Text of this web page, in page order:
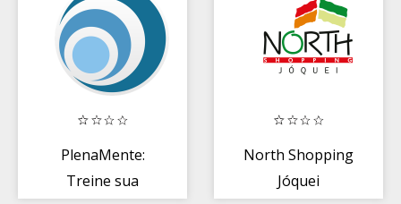
PlenaMente:
Treine sua
North Shopping
Jóquei